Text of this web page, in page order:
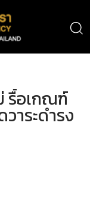
รื้อเกณฑ์
าระดำรง